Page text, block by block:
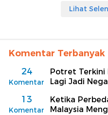
Lihat
Komentar Terbanyak
24
Komentar
Potret Terkini
Lagi Jadi
13
Komentar
Ketika
Malaysia